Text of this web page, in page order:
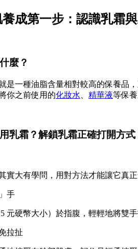
成第一步：認識乳霜
麼？
是一種油脂含量相對較高的保養品
你之前使用的化妝水 精華液等保
乳霜？解鎖乳霜正確打開方式
實大有學問，用對方法才能讓它真
手
元硬幣大小）於指腹，輕輕地將雙
拉扯